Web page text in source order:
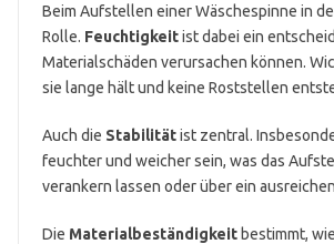
Beim Aufstellen einer Wäschespinne in
Rolle. Feuchtigkeitist dabei ein
Materialschäden verursachen können.
sie lange hält und keine Roststellen
Auch die Stabilitätist zentral.
feuchter und weicher sein, was das
verankern lassen oder über ein
Die Materialbeständigkeitbestimmt,